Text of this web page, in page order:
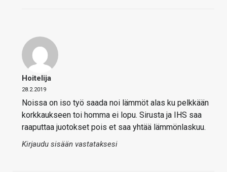
Hoitelija
28.2.2019
Noissa on iso työ saada noi lämmöt alas ku pelkkään
korkkaukseen toi homma ei lopu. Sirusta ja IHS saa
raaputtaa juotokset pois et saa yhtää lämmönlaskuu.
Kirjaudu sisään vastataksesi